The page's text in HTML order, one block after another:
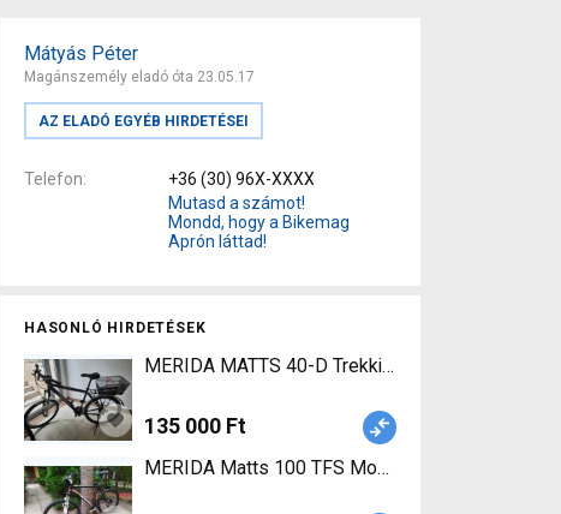
Mátyás Péter
Magánszemély eladó óta 23.05.17
AZ ELADÓ EGYÉB HIRDETÉSEI
Telefon
+36 (30) 96X-XXXX
Mutasd a számot!
Mondd, hogy a Bikemag
Aprón láttad!
HASONLÓ HIRDETÉSEK
MERIDA MATTS 40-D Trekking/cross v-fék
135 000 Ft
MERIDA Matts 100 TFS Mountain Bike 26" elöl